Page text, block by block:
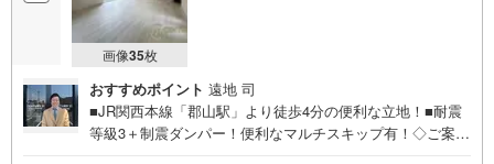
画像35枚
おすすめポイント 遠地 司
■JR関西本線「郡山駅」より徒歩4分の便利な立地！■耐震
等級3＋制震ダンパー！便利なマルチスキップ有！◇ご案内